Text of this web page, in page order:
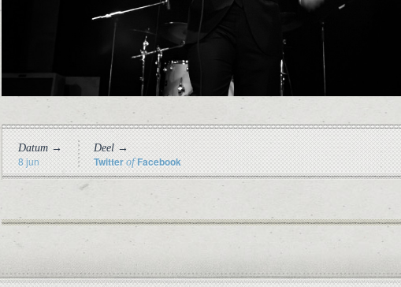
Datum →
8 jun
Deel →
Twitter of Facebook